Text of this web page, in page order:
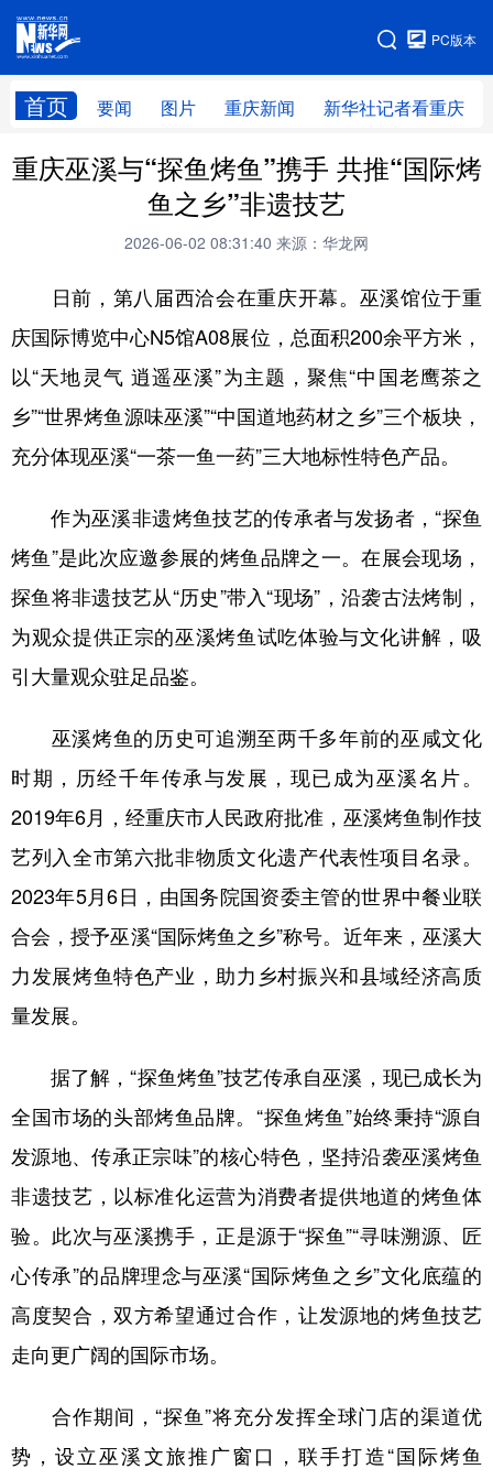
PC版本
首页 要闻 图片 重庆新闻 新华社记者看重庆
网站地图
重庆巫溪与“探鱼烤鱼”携手 共推“国际烤
鱼之乡”非遗技艺
2026-06-02 08:31:40 来源：华龙网
日前，第八届西洽会在重庆开幕。巫溪馆位于重
庆国际博览中心N5馆A08展位，总面积200余平方米，
以“天地灵气 逍遥巫溪”为主题，聚焦“中国老鹰茶之
乡”“世界烤鱼源味巫溪”“中国道地药材之乡”三个板块，
充分体现巫溪“一茶一鱼一药”三大地标性特色产品。
作为巫溪非遗烤鱼技艺的传承者与发扬者，“探鱼
烤鱼”是此次应邀参展的烤鱼品牌之一。在展会现场，
探鱼将非遗技艺从“历史”带入“现场”，沿袭古法烤制，
为观众提供正宗的巫溪烤鱼试吃体验与文化讲解，吸
引大量观众驻足品鉴。
巫溪烤鱼的历史可追溯至两千多年前的巫咸文化
时期，历经千年传承与发展，现已成为巫溪名片。
2019年6月，经重庆市人民政府批准，巫溪烤鱼制作技
艺列入全市第六批非物质文化遗产代表性项目名录。
2023年5月6日，由国务院国资委主管的世界中餐业联
合会，授予巫溪“国际烤鱼之乡”称号。近年来，巫溪大
力发展烤鱼特色产业，助力乡村振兴和县域经济高质
量发展。
据了解，“探鱼烤鱼”技艺传承自巫溪，现已成长为
全国市场的头部烤鱼品牌。“探鱼烤鱼”始终秉持“源自
发源地、传承正宗味”的核心特色，坚持沿袭巫溪烤鱼
非遗技艺，以标准化运营为消费者提供地道的烤鱼体
验。此次与巫溪携手，正是源于“探鱼”“寻味溯源、匠
心传承”的品牌理念与巫溪“国际烤鱼之乡”文化底蕴的
高度契合，双方希望通过合作，让发源地的烤鱼技艺
走向更广阔的国际市场。
合作期间，“探鱼”将充分发挥全球门店的渠道优
势，设立巫溪文旅推广窗口，联手打造“国际烤鱼